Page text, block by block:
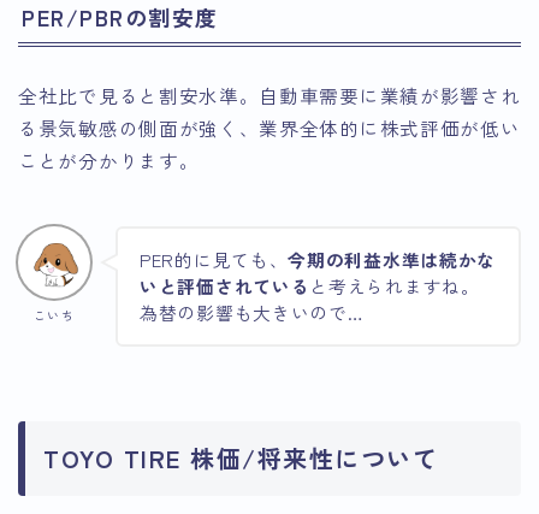
PER/PBRの割安度
全社比で見ると割安水準。自動車需要に業績が影響され
る景気敏感の側面が強く、業界全体的に株式評価が低い
ことが分かります。
こいち
PER的に見ても、今期の利益水準は続かな
いと評価されている と考えられますね。
為替の影響も大きいので…
TOYO TIRE 株価/将来性について